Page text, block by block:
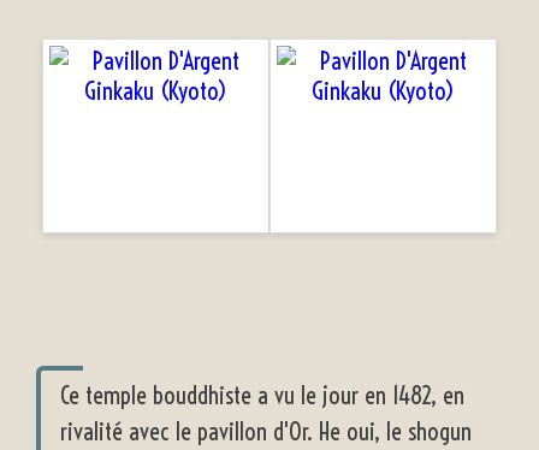
Ce temple bouddhiste a vu le jour en 1482, en
rivalité avec le pavillon d'Or. He oui, le shogun